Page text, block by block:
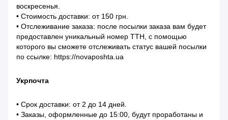
воскресенья.
• Стоимость доставки: от 150 грн.
• Отслеживание заказа: после посылки заказа вам будет
предоставлен уникальный номер ТТН, с помощью
которого вы сможете отслеживать статус вашей посылки
по ссылке: https://novaposhta.ua
Укрпочта
• Срок доставки: от 2 до 14 дней.
• Заказы, оформленные до 15:00, будут проработаны и